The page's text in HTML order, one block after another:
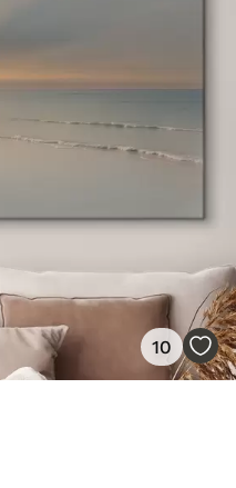
10